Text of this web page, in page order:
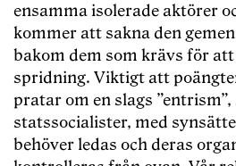
ensamma isolerade aktörer
kommer att sakna den
bakom dem som krävs för
spridning. Viktigt att
pratar om en slags
statssocialister, med
behöver ledas och deras